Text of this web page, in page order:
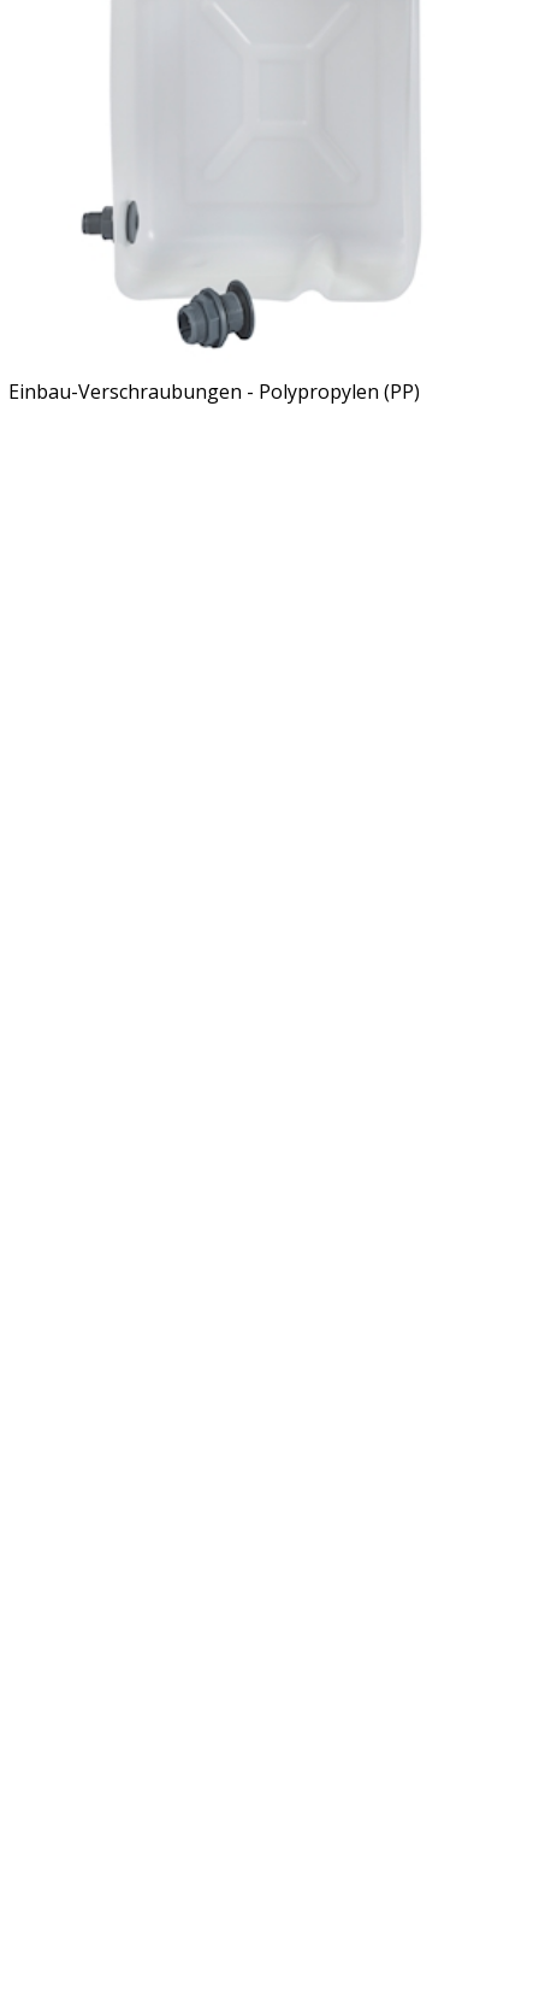
Einbau-Verschraubungen - Polypropylen (PP)